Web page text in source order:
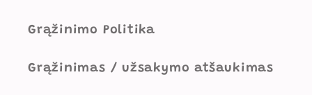
Grąžinimo Politika
Grąžinimas / užsakymo atšaukimas